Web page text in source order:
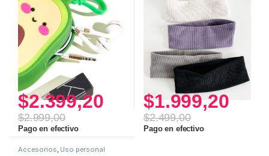
$2.399,20
$2.999,00
Pago en efectivo
Este producto tiene múltiples variantes. Las opciones se
$1.999,20
$2.499,00
Pago en efectivo
Este producto tiene múltiples
Accesorios, Uso personal